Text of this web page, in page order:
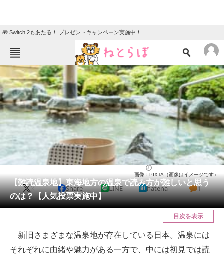
🎁 Switch 2もあたる！ プレゼントキャンペーン実施中！
ねとらぼメニュー
TOP ニュース
エンタメ クイズ
グルメ
住まい 教育・育児
動物 リサーチ
会員記事
メディア
ITの今と未来を見通す
【難読温泉地】東海地方の温泉で読み方が難しいと思う
のは？【人気投票実施中】
画像：PIXTA（画像はイメージです）
X Share LINE hatena 1
目次を表示
新旧さまざまな温泉地が存在している日本。温泉には
それぞれに由緒や魅力がある一方で、中には初見では読